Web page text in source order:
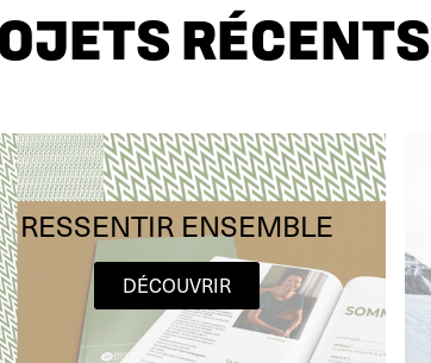
RÉCENTS
RESSENTIR ENSEMBLE
DÉCOUVRIR